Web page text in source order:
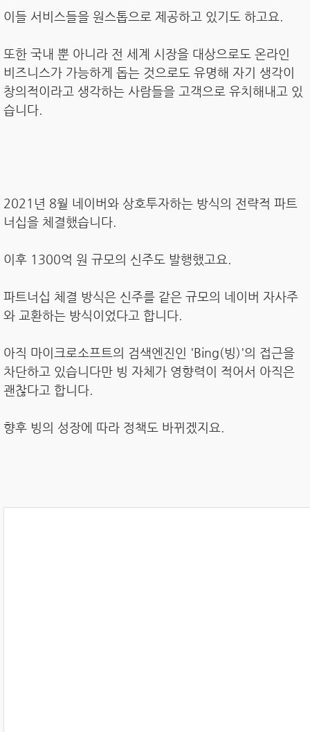
이들 서비스들을 원스톱으로 제공하고 있기도 하고요.
또한 국내 뿐 아니라 전 세계 시장을 대상으로도 온라인
비즈니스가 가능하게 돕는 것으로도 유명해 자기 생각이
창의적이라고 생각하는 사람들을 고객으로 유치해내고 있
습니다.
2021년 8월 네이버와 상호투자하는 방식의 전략적 파트
너십을 체결했습니다.
이후 1300억 원 규모의 신주도 발행했고요.
파트너십 체결 방식은 신주를 같은 규모의 네이버 자사주
와 교환하는 방식이었다고 합니다.
아직 마이크로소프트의 검색엔진인 'Bing(빙)'의 접근을
차단하고 있습니다만 빙 자체가 영향력이 적어서 아직은
괜찮다고 합니다.
향후 빙의 성장에 따라 정책도 바뀌겠지요.